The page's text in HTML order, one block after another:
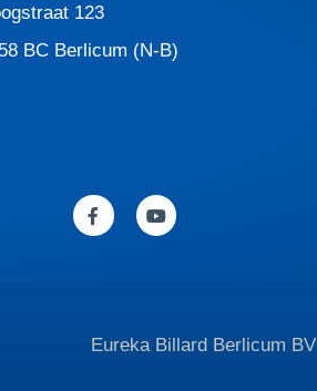
123
BC Berlicum (N-B)
F
a
c
-
Y
o
u
Eureka Billard Berlicum BV